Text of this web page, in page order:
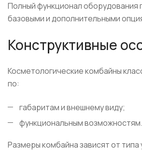
Полный функционал оборудования
базовыми и дополнительными
Конструктивные
Косметологические комбайны
по:
габаритам и внешнему виду;
функциональным возможностям.
Размеры комбайна зависят от типа